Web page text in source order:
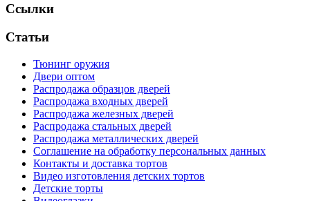
Ссылки
Статьи
Тюнинг оружия
Двери оптом
Распродажа образцов дверей
Распродажа входных дверей
Распродажа железных дверей
Распродажа стальных дверей
Распродажа металлических дверей
Соглашение на обработку персональных данных
Контакты и доставка тортов
Видео изготовления детских тортов
Детские торты